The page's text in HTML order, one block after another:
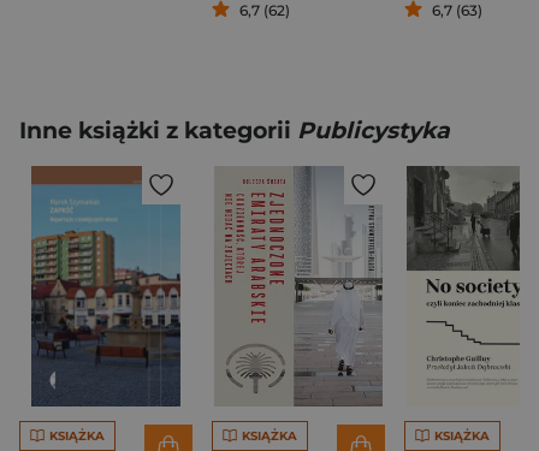
6,7 (62) 6,7 (63)
Inne książki z kategorii Publicystyka
KSIĄŻKA KSIĄŻKA KSIĄŻKA